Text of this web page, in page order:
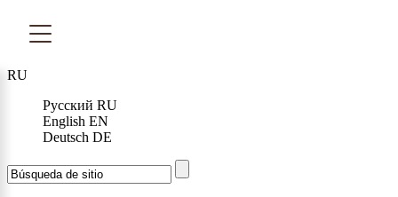
RU
Русский RU
English EN
Deutsch DE